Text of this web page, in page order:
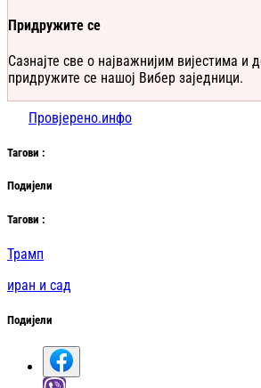
Придружите се
Сазнајте све о најважнијим вијестима и
придружите се нашој Вибер заједници.
Провјерено.инфо
Тагови :
Подијели
Тагови :
Трамп
иран и сад
Подијели